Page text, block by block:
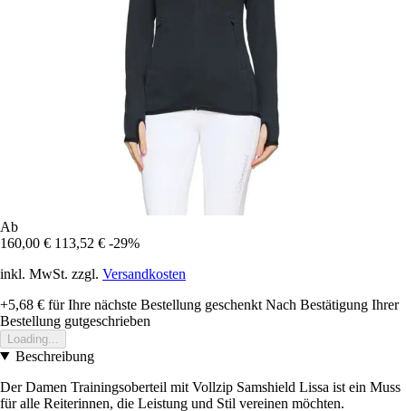
Ab
160,00 € 113,52 € -29%
inkl. MwSt. zzgl. Versandkosten
+5,68 € für Ihre nächste Bestellung geschenkt Nach Bestätigung Ihrer
Bestellung gutgeschrieben
Loading...
Beschreibung
Der Damen Trainingsoberteil mit Vollzip Samshield Lissa ist ein Muss
für alle Reiterinnen, die Leistung und Stil vereinen möchten.